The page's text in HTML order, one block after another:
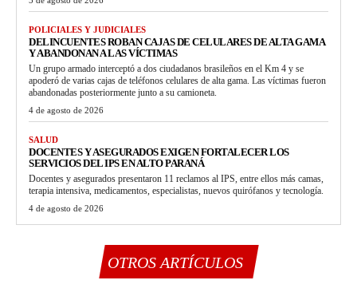
POLICIALES Y JUDICIALES
DELINCUENTES ROBAN CAJAS DE CELULARES DE ALTA GAMA
Y ABANDONAN A LAS VÍCTIMAS
Un grupo armado interceptó a dos ciudadanos brasileños en el Km 4 y se
apoderó de varias cajas de teléfonos celulares de alta gama. Las víctimas fueron
abandonadas posteriormente junto a su camioneta.
4 de agosto de 2026
SALUD
DOCENTES Y ASEGURADOS EXIGEN FORTALECER LOS
SERVICIOS DEL IPS EN ALTO PARANÁ
Docentes y asegurados presentaron 11 reclamos al IPS, entre ellos más camas,
terapia intensiva, medicamentos, especialistas, nuevos quirófanos y tecnología.
4 de agosto de 2026
OTROS ARTÍCULOS